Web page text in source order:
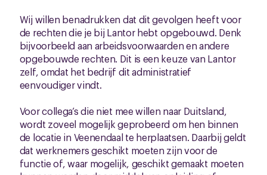
Wij willen benadrukken dat dit gevolgen heeft voor
de rechten die je bij Lantor hebt opgebouwd. Denk
bijvoorbeeld aan arbeidsvoorwaarden en andere
opgebouwde rechten. Dit is een keuze van Lantor
zelf, omdat het bedrijf dit administratief
eenvoudiger vindt.
Voor collega’s die niet mee willen naar Duitsland,
wordt zoveel mogelijk geprobeerd om hen binnen
de locatie in Veenendaal te herplaatsen. Daarbij geldt
dat werknemers geschikt moeten zijn voor de
functie of, waar mogelijk, geschikt gemaakt moeten